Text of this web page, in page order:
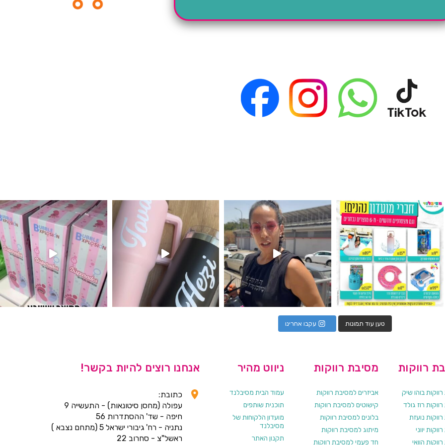
מין העובר רק במסיבלנד !! קיים
כוס נירוסטה ענקית שכול אחד צריך! קיימת באתר ובסניהמוצר הכי מבוקש שלנו מטף לגילוי מין העובר חזר למלא
טען עוד תמונות עקבו אחרינו
אנחנו רוצים להיות בקשר!
כתובת:
עפולה (מחסן סיטונאות) - התעשייה 9
חיפה - שד' ההסתדרות 56
נתניה - רח' גיבורי ישראל 5 (מתחם נצבא )
ראשל"צ - סחרוב 22
ניווט מהיר
עמוד הבית מסיבלנד
תוכנית שותפים
מועדון הלקוחות של
מסיבלנד
תקנון האתר
מסיבת רווקות
אביזרים למסיבת רווקות
קישוטים למסיבת רווקות
בלונים למסיבת רווקות
מיתוג למסיבת רווקות
חד פעמי למסיבת רווקות
רווקות
בוהו שיק
רוז גולד
נועזת
יווני
הוואי